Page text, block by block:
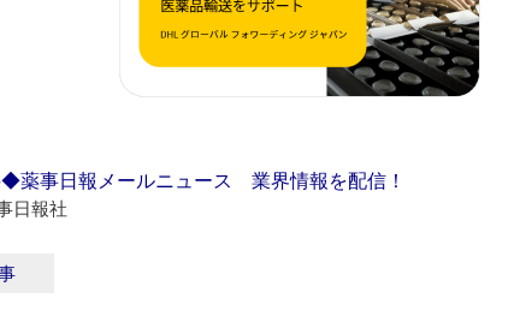
薬事日報メールニュース 業界情報を配信！
日報社